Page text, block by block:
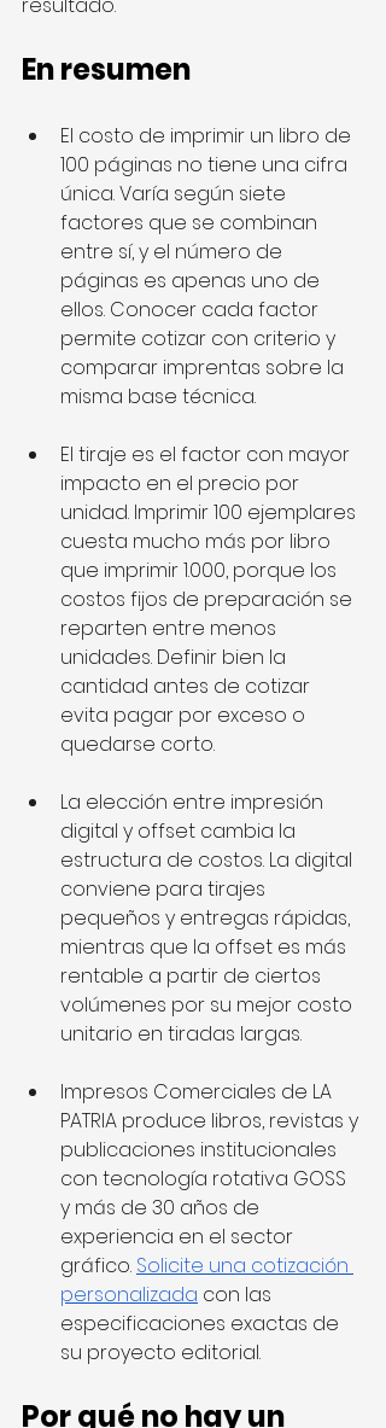
En resumen
El costo de imprimir un libro de
100 páginas no tiene una cifra
única. Varía según siete
factores que se combinan
entre sí, y el número de
páginas es apenas uno de
ellos. Conocer cada factor
permite cotizar con criterio y
comparar imprentas sobre la
misma base técnica.
El tiraje es el factor con mayor
impacto en el precio por
unidad. Imprimir 100 ejemplares
cuesta mucho más por libro
que imprimir 1.000, porque los
costos fijos de preparación se
reparten entre menos
unidades. Definir bien la
cantidad antes de cotizar
evita pagar por exceso o
quedarse corto.
La elección entre impresión
digital y offset cambia la
estructura de costos. La digital
conviene para tirajes
pequeños y entregas rápidas,
mientras que la offset es más
rentable a partir de ciertos
volúmenes por su mejor costo
unitario en tiradas largas.
Impresos Comerciales de LA
PATRIA produce libros, revistas y
publicaciones institucionales
con tecnología rotativa GOSS
y más de 30 años de
experiencia en el sector
gráfico. Solicite una cotización
personalizada con las
especificaciones exactas de
su proyecto editorial.
Por qué no hay un